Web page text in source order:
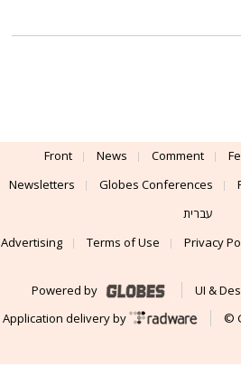
Front News Comment
Newsletters
Globes Conferences
עברית
Advertising
Terms of Use Privacy
Powered by
UI &
Application delivery by
©